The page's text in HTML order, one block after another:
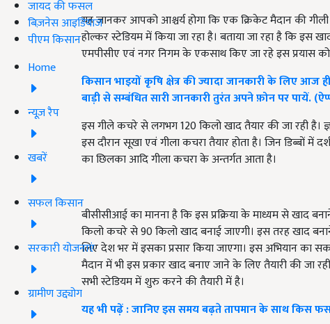
जायद की फसल
बिज़नेस आइडियाज
पीएम किसान
Home
न्यूज़ रैप
खबरें
सफल किसान
सरकारी योजनाएं
ग्रामीण उद्द्योग
यह जानकर आपको आश्चर्य होगा कि एक क्रिकेट मैदान की
होल्कर स्टेडियम में किया जा रहा है। बताया जा रहा है कि इस
एमपीसीए एवं नगर निगम के एकसाथ किए जा रहे इस प्रयास को
किसान भाइयों कृषि क्षेत्र की ज्यादा जानकारी के लिए आज
बाड़ी से सम्बंधित सारी जानकारी तुरंत अपने फ़ोन पर पायें.
इस गीले कचरे से लगभग 120 किलो खाद तैयार की जा रही है।
इस दौरान सूखा एवं गीला कचरा तैयार होता है। जिन डिब्बों
का छिलका आदि गीला कचरा के अन्तर्गत आता है।
बीसीसीआई का मानना है कि इस प्रक्रिया के माध्यम से खाद
किलो कचरे से 90 किलो खाद बनाई जाएगी। इस तरह खाद
लिए देश भर में इसका प्रसार किया जाएगा। इस अभियान का
मैदान में भी इस प्रकार खाद बनाए जाने के लिए तैयारी की
सभी स्टेडियम में शुरु करने की तैयारी में है।
यह भी पढ़ें : जानिए इस समय बढ़ते तापमान के साथ किस